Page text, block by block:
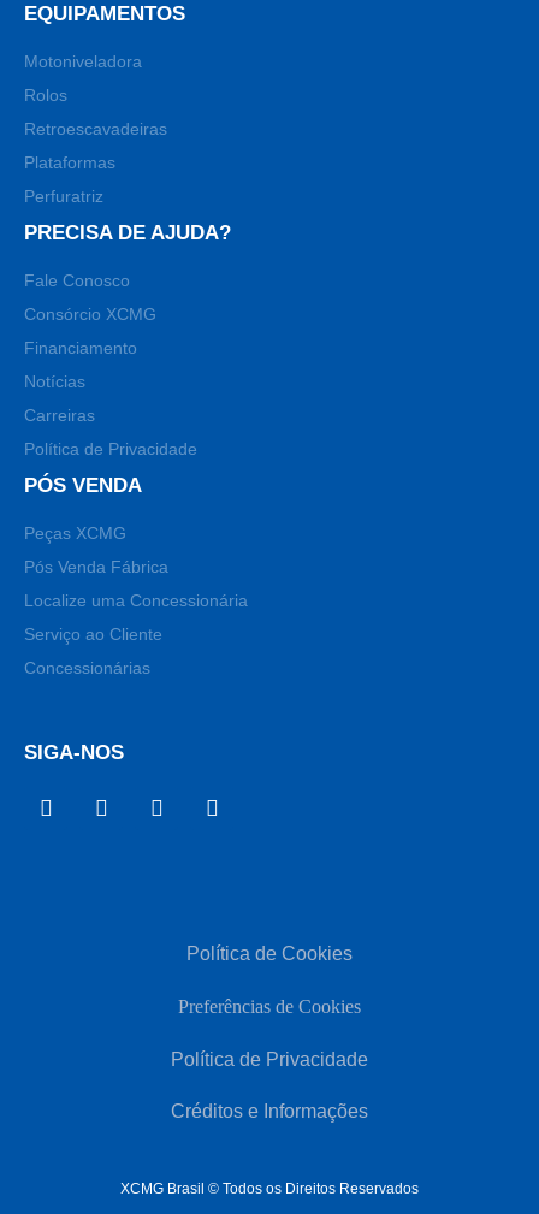
EQUIPAMENTOS
Motoniveladora
Rolos
Retroescavadeiras
Plataformas
Perfuratriz
PRECISA DE AJUDA?
Fale Conosco
Consórcio XCMG
Financiamento
Notícias
Carreiras
Política de Privacidade
PÓS VENDA
Peças XCMG
Pós Venda Fábrica
Localize uma Concessionária
Serviço ao Cliente
Concessionárias
SIGA-NOS
Política de Cookies
Preferências de Cookies
Política de Privacidade
Créditos e Informações
XCMG Brasil © Todos os Direitos Reservados